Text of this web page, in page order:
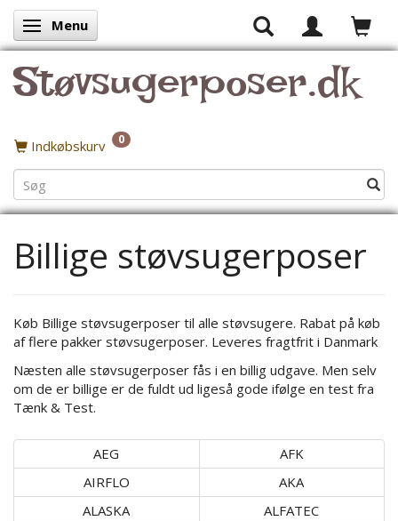
Skifte navigation
Menu
Støvsugerposer.dk
Indkøbskurv 0
Billige støvsugerposer
Køb Billige støvsugerposer til alle støvsugere. Rabat på køb
af flere pakker støvsugerposer. Leveres fragtfrit i Danmark
Næsten alle støvsugerposer fås i en billig udgave. Men selv
om de er billige er de fuldt ud ligeså gode ifølge en test fra
Tænk & Test.
AEG
AFK
AIRFLO
AKA
ALASKA
ALFATEC